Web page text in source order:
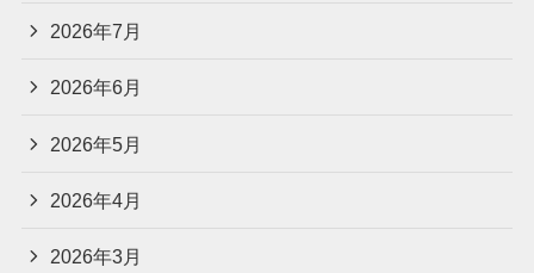
2026年7月
2026年6月
2026年5月
2026年4月
2026年3月